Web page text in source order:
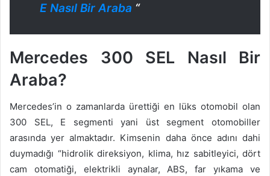
E Nasıl Bir Araba “
Mercedes 300 SEL Nasıl Bir
Araba?
Mercedes’in o zamanlarda ürettiği en lüks otomobil olan
300 SEL, E segmenti yani üst segment otomobiller
arasında yer almaktadır. Kimsenin daha önce adını dahi
duymadığı “hidrolik direksiyon, klima, hız sabitleyici, dört
cam otomatiği, elektrikli aynalar, ABS, far yıkama ve